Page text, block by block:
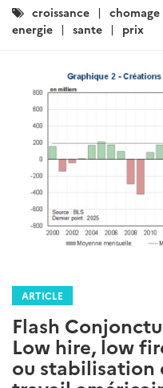
Catégories
:
croissance chomage
energie
sante prix
ARTICLE
Flash
Low hire, low
ou stabilisation